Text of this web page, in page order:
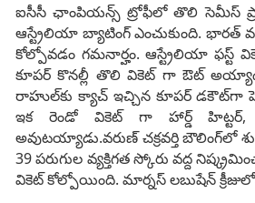
ఐసీసీ ఛాంపియన్స్ ట్రోఫీలో తొలి సెమీస్‌
ఆస్ట్రేలియా బ్యాటింగ్‌ ఎంచుకుంది. భారత్‌
కోల్పోవడం గమనార్హం. ఆస్ట్రేలియా ఫ‌స్ట్
కూప‌ర్ కొన‌ల్లీ తొలి వికెట్ గా ఔట్
రాహుల్‌కు క్యాచ్‌ ఇచ్చిన కూపర్‌
ఇక రెండో వికెట్ గా హార్డ్‌
అవుటయ్యాడు.వరుణ్‌ చక్రవర్తి బౌలింగ్‌లో
39 పరుగుల వ్యక్తిగత స్కోరు వద్ద
వికెట్‌ కోల్పోయింది. మార్నస్‌ లబుషేన్‌